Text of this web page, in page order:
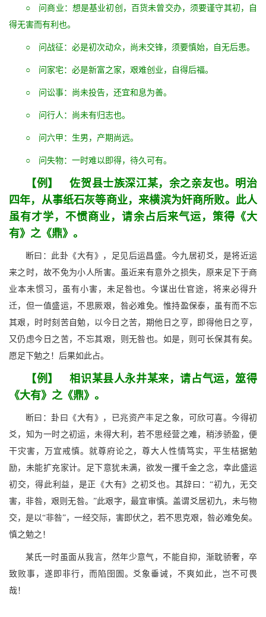
○ 问商业：想是基业初创，百货未曾交办，须要谨守其初，自
得无害而有利也。
○ 问战征：必是初次动众，尚未交锋，须要慎始，自无后患。
○ 问家宅：必是新富之家，艰难创业，自得后福。
○ 问讼事：尚未投告，还宜和息为善。
○ 问行人：尚未有归志也。
○ 问六甲：生男，产期尚远。
○ 问失物：一时难以即得，待久可有。
【例】 佐贺县士族深江某，余之亲友也。明治
四年，从事纸石灰等商业，来横滨为奸商所败。此人
虽有才学，不惯商业，请余占后来气运，策得《大
有》之《鼎》。
断曰：此卦《大有》，足见后运昌盛。今九居初爻，是将近运
来之时，故不免为小人所害。虽近来有意外之损失，原来足下于商
业本未惯习，虽有小害，未足咎也。今谋出仕官途，将来必得升
迁，但一值盛运，不思厥艰，咎必难免。惟持盈保泰，虽有而不忘
其艰，时时刻苦自勉，以今日之苦，期他日之亨，即得他日之亨，
又仍虑今日之苦，不忘其艰，则无咎也。如是，则可长保其有矣。
愿足下勉之！后果如此占。
【例】 相识某县人永井某来，请占气运，筮得
《大有》之《鼎》。
断曰：卦曰《大有》，已兆资产丰足之象，可欣可喜。今得初
爻，知为一时之初运，未得大利，若不思经营之难，稍涉骄盈，便
干灾害，万宜戒慎。就尊府论之，尊大人性情笃实，平生桔据勉
励，未能扩充家计。足下意犹未满，欲发一攫千金之念，幸此盛运
初交，得此利益，是正《大有》之初爻也。其辞曰：“初九，无交
害，非咎，艰则无咎。”此艰字，最宜审慎。盖谓爻居初九，未与物
交，是以“非咎”，一经交际，害即伏之，若不思克艰，咎必难免矣。
慎之勉之！
某氏一时虽面从我言，然年少意气，不能自抑，渐耽骄奢，卒
致败事，遂即非行，而陷囹圄。爻象垂诫，不爽如此，岂不可畏
哉！